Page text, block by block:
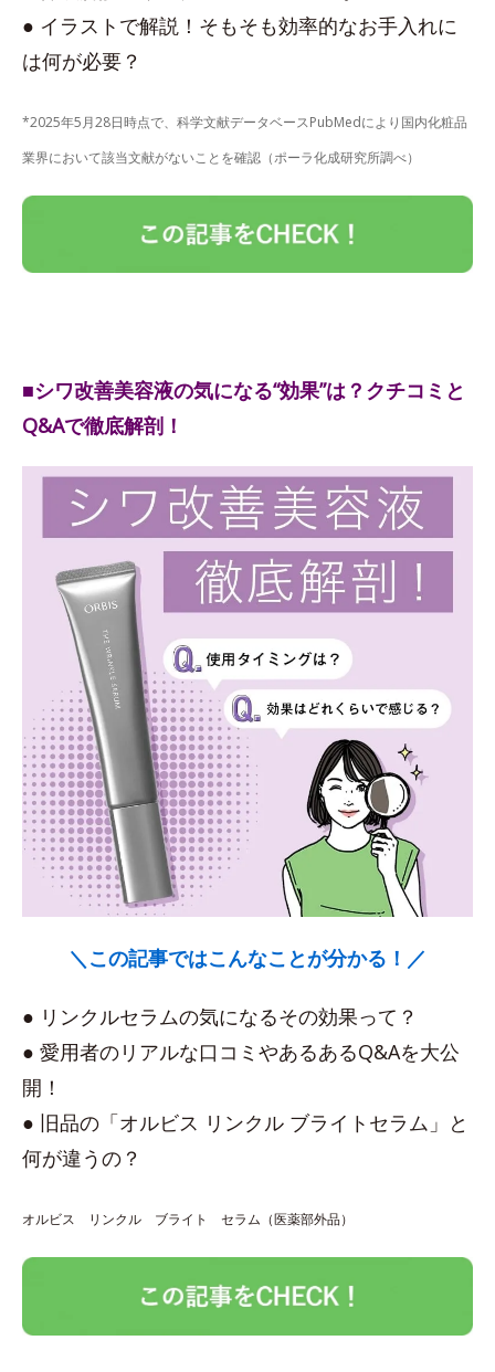
● イラストで解説！そもそも効率的なお手入れに
は何が必要？
*2025年5月28日時点で、科学文献データベースPubMedにより国内化粧品
業界において該当文献がないことを確認（ポーラ化成研究所調べ）
■シワ改善美容液の気になる“効果”は？クチコミと
Q&Aで徹底解剖！
＼この記事ではこんなことが分かる！／
● リンクルセラムの気になるその効果って？
● 愛用者のリアルな口コミやあるあるQ&Aを大公
開！
● 旧品の「オルビス リンクル ブライトセラム」と
何が違うの？
オルビス リンクル ブライト セラム（医薬部外品）